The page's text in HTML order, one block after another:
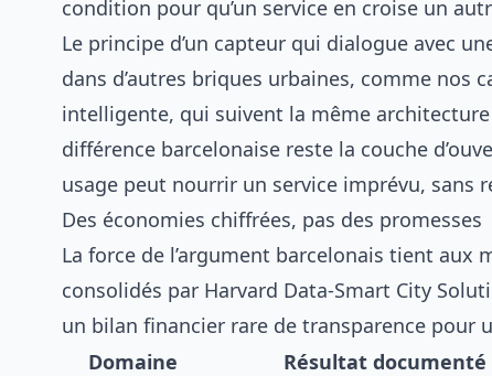
condition pour qu’un service en croise un
Le principe d’un capteur qui dialogue avec
dans d’autres briques urbaines, comme nos
intelligente, qui suivent la même
différence barcelonaise reste la couche
usage peut nourrir un service imprévu, sans
Des économies chiffrées, pas des promesses
La force de l’argument barcelonais tient aux
consolidés par Harvard Data-Smart City
un bilan financier rare de transparence pour
Domaine
Résultat documenté